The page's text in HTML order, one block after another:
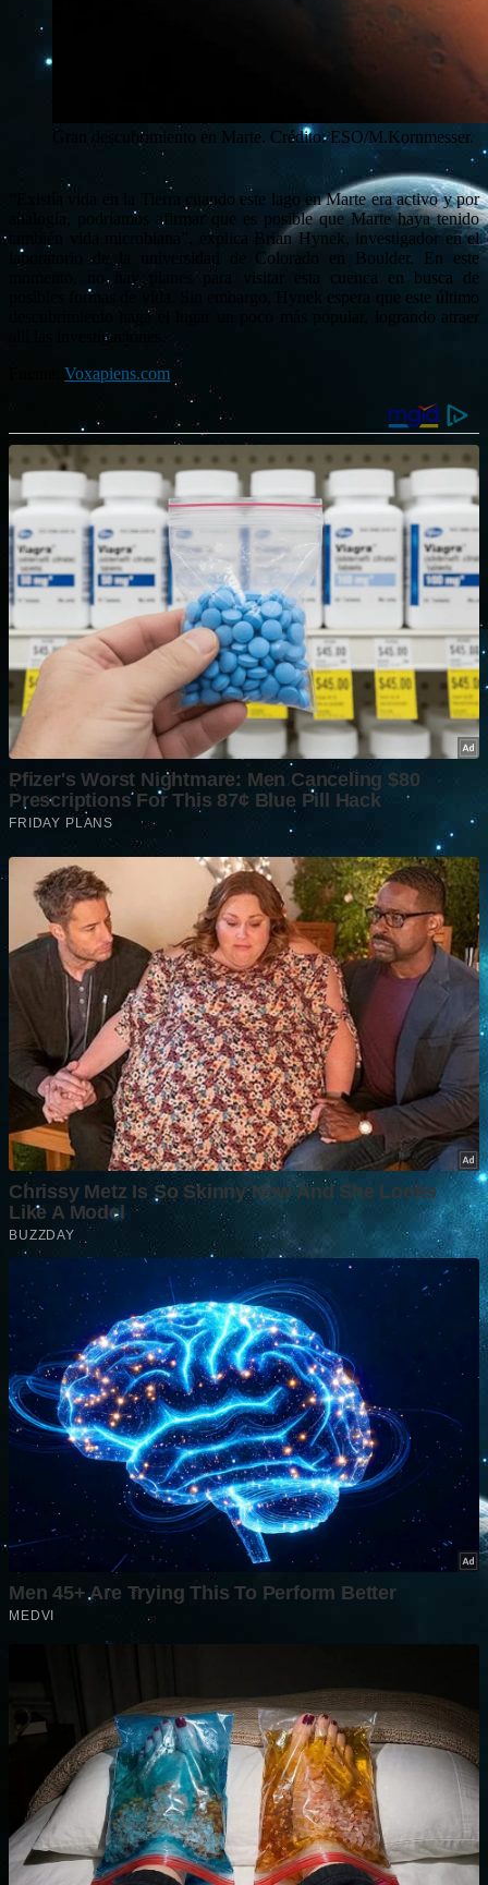
Gran descubrimiento en Marte. Crédito: ESO/M.Kornmesser.
“Existía vida en la Tierra cuando este lago en Marte era activo y por
analogía, podríamos afirmar que es posible que Marte haya tenido
también vida microbiana”, explica Brian Hynek, investigador en el
laboratorio de la universidad de Colorado en Boulder. En este
momento, no hay planes para visitar esta cuenca en busca de
posibles formas de vida. Sin embargo, Hynek espera que este último
descubrimiento haga el lugar un poco más popular, logrando atraer
allí las investigaciones.
Voxapiens.com